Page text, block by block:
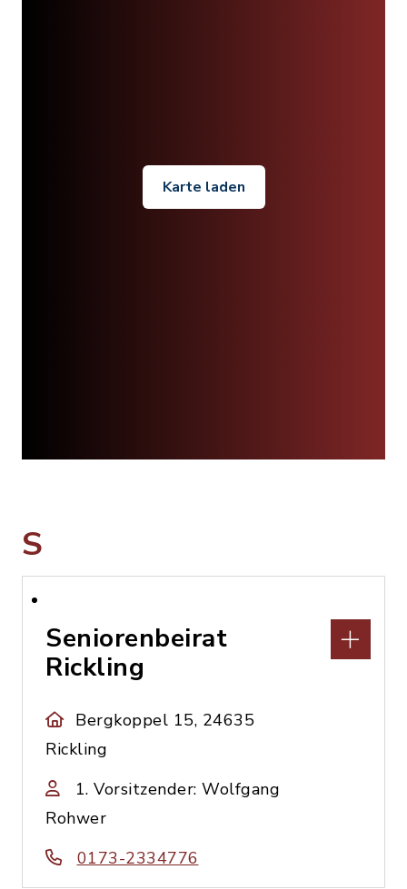
Karte laden
S
Seniorenbeirat
Rickling
Bergkoppel 15, 24635
Rickling
1. Vorsitzender: Wolfgang
Rohwer
0173-2334776